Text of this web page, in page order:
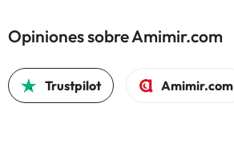
Opiniones sobre Amimir.com
Trustpilot Amimir.com